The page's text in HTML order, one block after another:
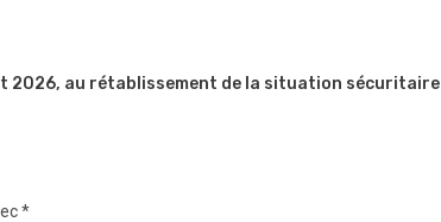
2026, au rétablissement de la situation sécuritaire
*